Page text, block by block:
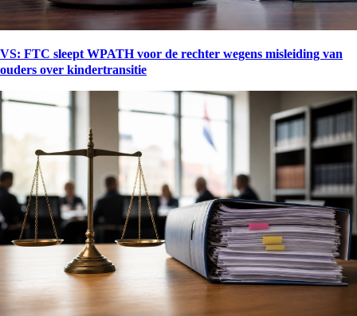
VS: FTC sleept WPATH voor de rechter wegens misleiding van
ouders over kindertransitie